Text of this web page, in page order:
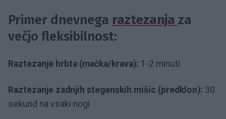
Primer dnevnega raztezanja za
večjo fleksibilnost:
Raztezanje hrbta (mačka/krava): 1-2 minuti
Raztezanje zadnjih stegenskih mišic (predklon): 30
sekund na vsaki nogi